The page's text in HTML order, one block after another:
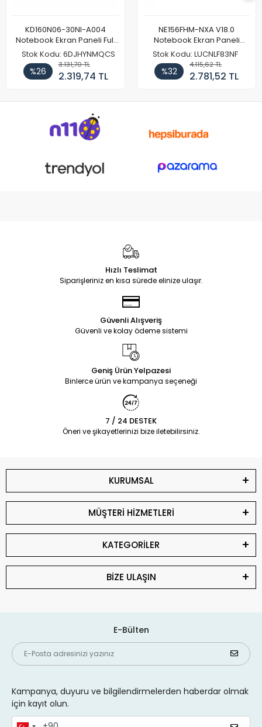
KD160N06-30NI-A004
Notebook Ekran Paneli Full
HD
Stok Kodu: 6DJHYNMQCS
%26
3.131,70 TL
2.319,74 TL
NE156FHM-NXA V18.0
Notebook Ekran Paneli
144Hz
Stok Kodu: LUCNLF83NF
%32
4.115,62 TL
2.781,52 TL
Hızlı Teslimat
Siparişleriniz en kısa sürede elinize ulaşır.
Güvenli Alışveriş
Güvenli ve kolay ödeme sistemi
Geniş Ürün Yelpazesi
Binlerce ürün ve kampanya seçeneği
7 / 24 DESTEK
Öneri ve şikayetlerinizi bize iletebilirsiniz.
KURUMSAL
MÜŞTERİ HİZMETLERİ
KATEGORİLER
BİZE ULAŞIN
E-Bülten
Kampanya, duyuru ve bilgilendirmelerden haberdar olmak
için kayıt olun.